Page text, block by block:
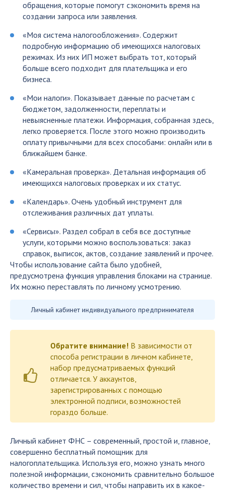
обращения, которые помогут сэкономить время на
создании запроса или заявления.
«Моя система налогообложения». Содержит
подробную информацию об имеющихся налоговых
режимах. Из них ИП может выбрать тот, который
больше всего подходит для плательщика и его
бизнеса.
«Мои налоги». Показывает данные по расчетам с
бюджетом, задолженности, переплаты и
невыясненные платежи. Информация, собранная здесь,
легко проверяется. После этого можно производить
оплату привычными для всех способами: онлайн или в
ближайшем банке.
«Камеральная проверка». Детальная информация об
имеющихся налоговых проверках и их статус.
«Календарь». Очень удобный инструмент для
отслеживания различных дат уплаты.
«Сервисы». Раздел собрал в себя все доступные
услуги, которыми можно воспользоваться: заказ
справок, выписок, актов, создание заявлений и прочее.
Чтобы использование сайта было удобней,
предусмотрена функция управления блоками на странице.
Их можно переставлять по личному усмотрению.
Личный кабинет индивидуального предпринимателя
Обратите внимание! В зависимости от
способа регистрации в личном кабинете,
набор предусматриваемых функций
отличается. У аккаунтов,
зарегистрированных с помощью
электронной подписи, возможностей
гораздо больше.
Личный кабинет ФНС – современный, простой и, главное,
совершенно бесплатный помощник для
налогоплательщика. Используя его, можно узнать много
полезной информации, сэкономить сравнительно большое
количество времени и сил, чтобы направить их в какое-